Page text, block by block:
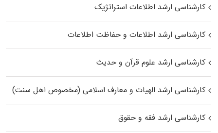
کارشناسی ارشد اطلاعات استراتژیک
کارشناسی ارشد اطلاعات و حفاظت اطلاعات
کارشناسی ارشد علوم قرآن و حدیث
کارشناسی ارشد الهیات و معارف اسلامی (مخصوص اهل سنت)
کارشناسی ارشد فقه و حقوق